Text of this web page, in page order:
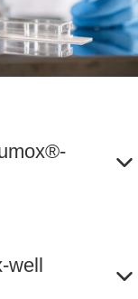
well